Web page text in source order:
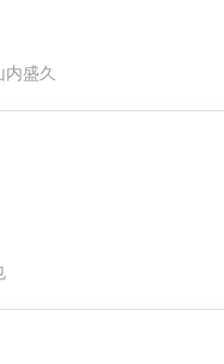
内盛久